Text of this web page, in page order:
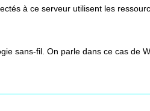
à ce serveur utilisent les
sans-fil. On parle dans ce cas de